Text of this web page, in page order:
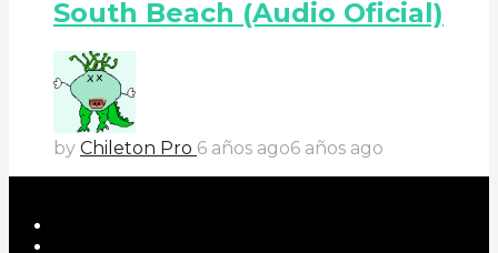
South Beach (Audio Oficial)
by Chileton Pro 6 años ago6 años ago